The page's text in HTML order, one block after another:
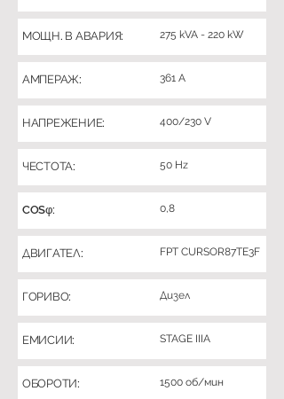
МОЩН. В АВАРИЯ: 275 kVA - 220 kW
АМПЕРАЖ: 361 A
НАПРЕЖЕНИЕ: 400/230 V
ЧЕСТОТА: 50 Hz
COSφ: 0,8
ДВИГАТЕЛ: FPT CURSOR87TE3F
ГОРИВО: Дизел
ЕМИСИИ: STAGE IIIA
ОБОРОТИ: 1500 об/мин